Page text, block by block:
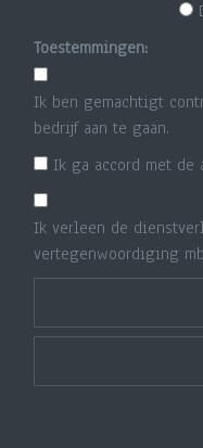
Toestemmingen:
Ik ben gemachtigt
bedrijf aan te gaan.
Ik ga accord met de
Ik verleen de
vertegenwoordiging